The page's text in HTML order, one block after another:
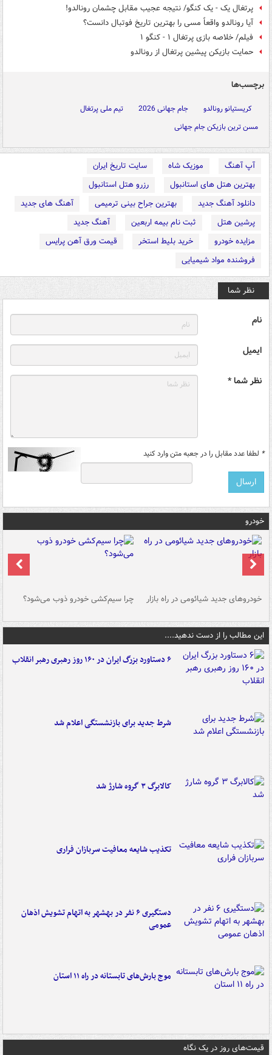
پرتغال یک - یک کنگو/ نتیجه عجیب مقابل چشمان رونالدو!
آیا رونالدو واقعاً مسی را بهترین تاریخ فوتبال دانست؟
فیلم/ خلاصه بازی پرتغال ۱ - کنگو ۱
حمایت بازیکن پیشین پرتغال از رونالدو
برچسب‌ها
کریستیانو رونالدو جام جهانی 2026
تیم ملی پرتغال
مسن ترین بازیکن جام جهانی
آپ آهنگ موزیک شاه
سایت تاریخ ایران
بهترین هتل های استانبول
رزرو هتل استانبول
دانلود آهنگ جدید
بهترین جراح بینی ترمیمی
آهنگ های جدید
پرشین هتل
ثبت نام بیمه اربعین
آهنگ جدید
مزایده خودرو
خرید بلیط استخر
قیمت ورق آهن پرایس
فروشنده مواد شیمیایی
نظر شما
نام
ایمیل
نظر شما *
* لطفا عدد مقابل را در جعبه متن وارد کنید
خودرو
خودروهای جدید شیائومی در راه بازار چرا سیم‌کشی خودرو ذوب می‌شود؟
این مطالب را از دست ندهید....
۶ دستاورد بزرگ ایران در ۱۶۰ روز رهبری رهبر انقلاب
شرط جدید برای بازنشستگی اعلام شد
کالابرگ ۳ گروه شارژ شد
تکذیب شایعه معافیت سربازان فراری
دستگیری ۶ نفر در بهشهر به اتهام تشویش اذهان
عمومی
موج بارش‌های تابستانه در راه ۱۱ استان
قیمت‌های روز در یک نگاه